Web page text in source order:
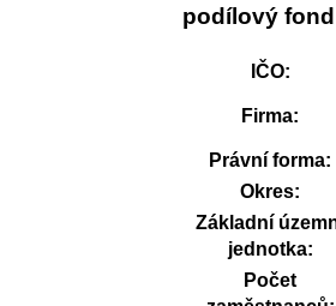
podílový
IČO:
Firma:
Právní forma:
Okres:
Základní
jednotka:
Počet